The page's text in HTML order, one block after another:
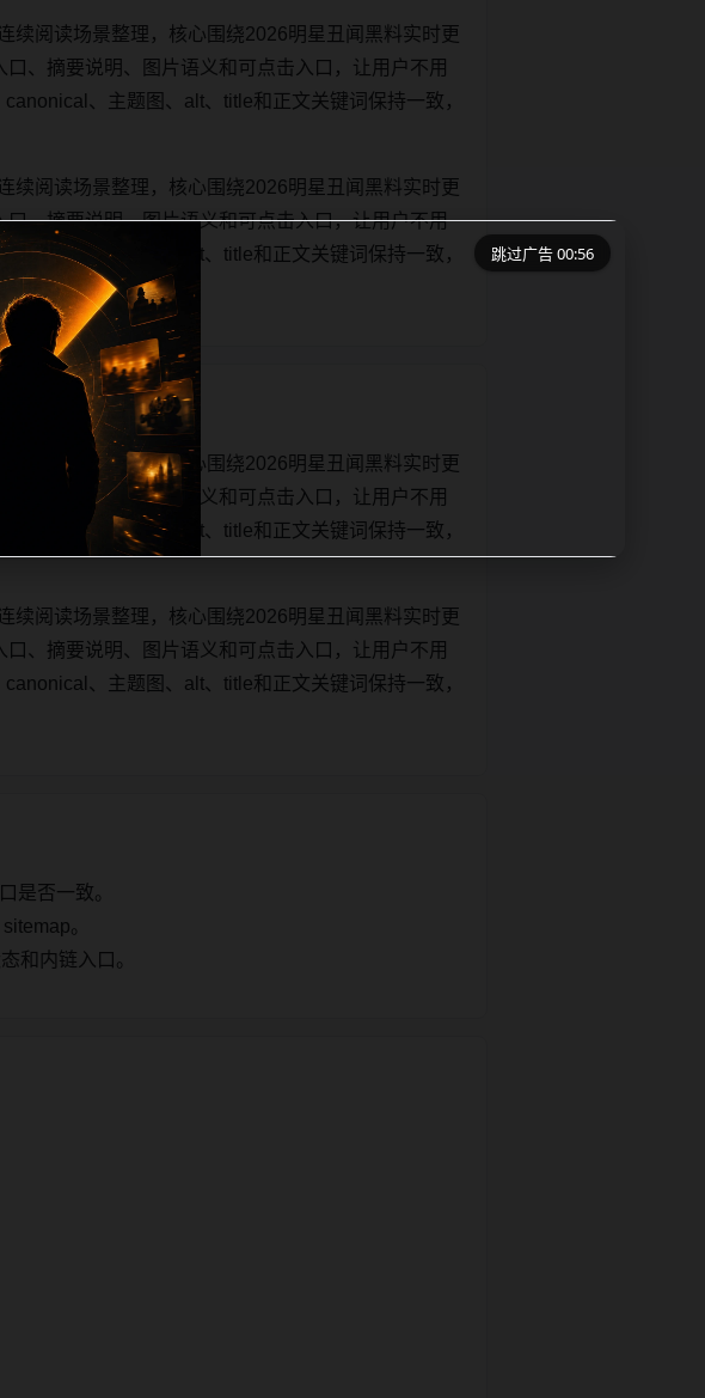
续阅读场景整理，核心围绕2026明星丑闻黑料实时更
、摘要说明、图片语义和可点击入口，让用户不用
、主题图、alt、title和正文关键词保持一致，
续阅读场景整理，核心围绕2026明星丑闻黑料实时更
、摘要说明、图片语义和可点击入口，让用户不用
、主题图、alt、title和正文关键词保持一致，
续阅读场景整理，核心围绕2026明星丑闻黑料实时更
、摘要说明、图片语义和可点击入口，让用户不用
、主题图、alt、title和正文关键词保持一致，
续阅读场景整理，核心围绕2026明星丑闻黑料实时更
、摘要说明、图片语义和可点击入口，让用户不用
、主题图、alt、title和正文关键词保持一致，
是否一致。
。
和内链入口。
跳过广告 00:55